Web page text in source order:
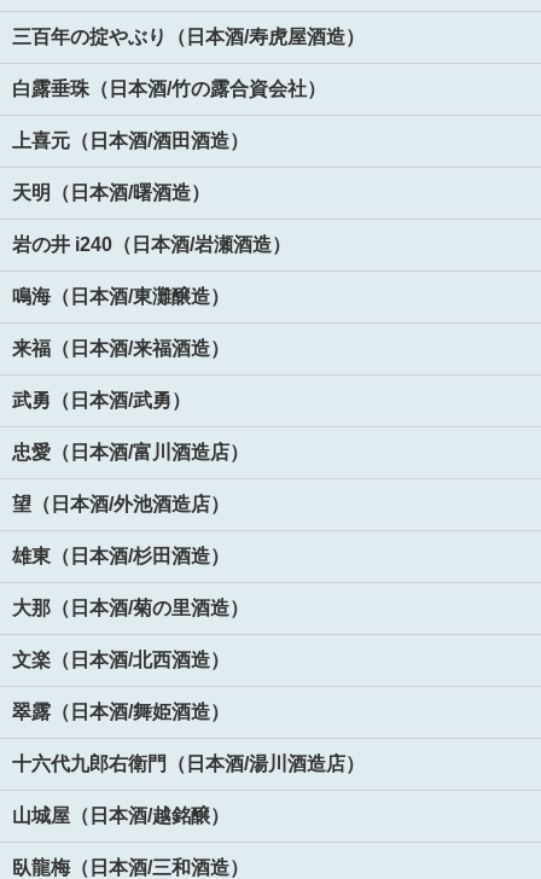
三百年の掟やぶり（日本酒/寿虎屋酒造）
白露垂珠（日本酒/竹の露合資会社）
上喜元（日本酒/酒田酒造）
天明（日本酒/曙酒造）
岩の井 i240（日本酒/岩瀬酒造）
鳴海（日本酒/東灘醸造）
来福（日本酒/来福酒造）
武勇（日本酒/武勇）
忠愛（日本酒/富川酒造店）
望（日本酒/外池酒造店）
雄東（日本酒/杉田酒造）
大那（日本酒/菊の里酒造）
文楽（日本酒/北西酒造）
翠露（日本酒/舞姫酒造）
十六代九郎右衛門（日本酒/湯川酒造店）
山城屋（日本酒/越銘醸）
臥龍梅（日本酒/三和酒造）